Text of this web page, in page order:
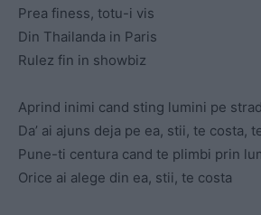
Prea finess, totu-i vis
Din Thailanda in Paris
Rulez fin in showbiz
Aprind inimi cand sting lumini pe
Da’ ai ajuns deja pe ea, stii, te costa,
Pune-ti centura cand te plimbi prin
Orice ai alege din ea, stii, te costa